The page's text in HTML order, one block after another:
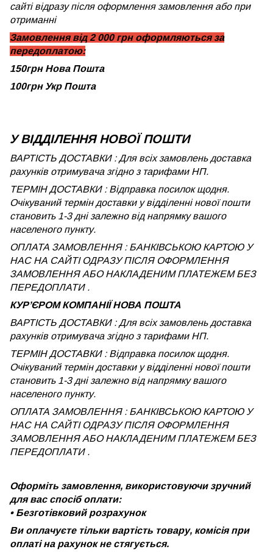
сайті відразу після оформлення замовлення або при
отриманні
Замовлення від 2 000 грн оформляються за
передоплатою:
150грн Нова Пошта
100грн Укр Пошта
У ВІДДІЛЕННЯ НОВОЇ ПОШТИ
ВАРТІСТЬ ДОСТАВКИ : Для всіх замовлень доставка
рахунків отримувача згідно з тарифами НП.
ТЕРМІН ДОСТАВКИ : Відправка посилок щодня.
Очікуваний термін доставки у відділенні нової пошти
становить 1-3 дні залежно від напрямку вашого
населеного пункту.
ОПЛАТА ЗАМОВЛЕННЯ : БАНКІВСЬКОЮ КАРТОЮ У
НАС НА САЙТІ ОДРАЗУ ПІСЛЯ ОФОРМЛЕННЯ
ЗАМОВЛЕННЯ АБО НАКЛАДЕНИМ ПЛАТЕЖЕМ БЕЗ
ПЕРЕДОПЛАТИ .
КУРʼЄРОМ КОМПАНІЇ НОВА ПОШТА
ВАРТІСТЬ ДОСТАВКИ : Для всіх замовлень доставка
рахунків отримувача згідно з тарифами НП.
ТЕРМІН ДОСТАВКИ : Відправка посилок щодня.
Очікуваний термін доставки у відділенні нової пошти
становить 1-3 дні залежно від напрямку вашого
населеного пункту.
ОПЛАТА ЗАМОВЛЕННЯ : БАНКІВСЬКОЮ КАРТОЮ У
НАС НА САЙТІ ОДРАЗУ ПІСЛЯ ОФОРМЛЕННЯ
ЗАМОВЛЕННЯ АБО НАКЛАДЕНИМ ПЛАТЕЖЕМБЕЗ
ПЕРЕДОПЛАТИ .
Оформіть замовлення, використовуючи зручний
для вас спосіб оплати:
• Безготівковий розрахунок
Ви оплачуєте тільки вартість товару, комісія при
оплаті на рахунок не стягується.